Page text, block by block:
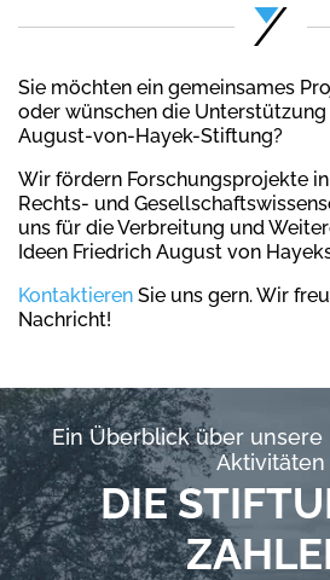
Sie möchten ein gemeinsames
oder wünschen die
August-von-Hayek-Stiftung?
Wir fördern Forschungsprojekte
Rechts- und
uns für die Verbreitung und
Ideen Friedrich August von
Kontaktieren Sie uns gern. Wir
Nachricht!
DIE
Ein Überblick über
Aktivitäten